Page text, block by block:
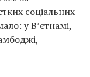
соціальних
у В’єтнамі,